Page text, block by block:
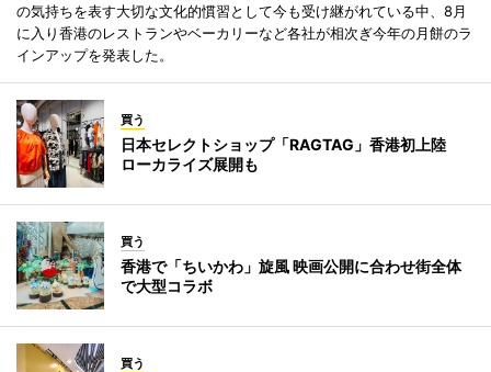
の気持ちを表す大切な文化的慣習として今も受け継がれている中、8月
に入り香港のレストランやベーカリーなど各社が相次ぎ今年の月餅のラ
インアップを発表した。
買う
日本セレクトショップ「RAGTAG」香港初上陸
ローカライズ展開も
買う
香港で「ちいかわ」旋風 映画公開に合わせ街全体
で大型コラボ
買う